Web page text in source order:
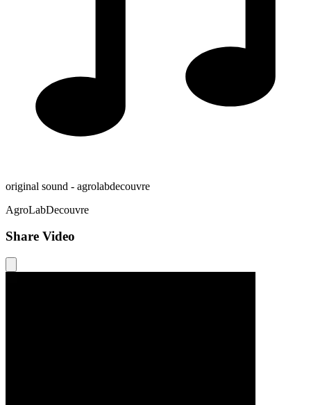
original sound - agrolabdecouvre
AgroLabDecouvre
Share Video